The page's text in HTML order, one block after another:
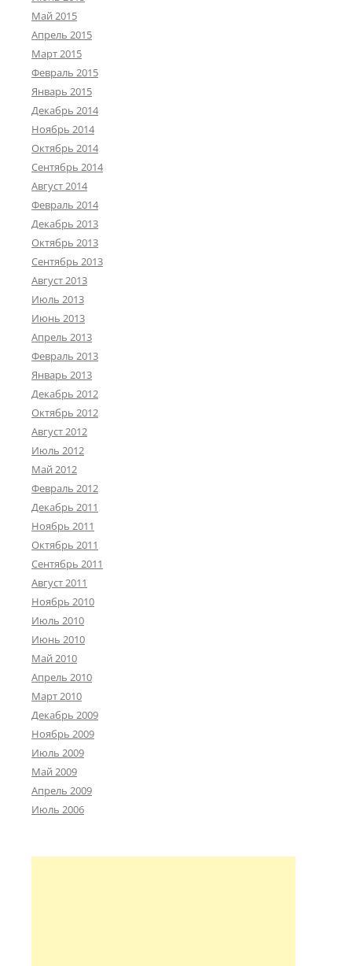
Май 2015
Апрель 2015
Март 2015
Февраль 2015
Январь 2015
Декабрь 2014
Ноябрь 2014
Октябрь 2014
Сентябрь 2014
Август 2014
Февраль 2014
Декабрь 2013
Октябрь 2013
Сентябрь 2013
Август 2013
Июль 2013
Июнь 2013
Апрель 2013
Февраль 2013
Январь 2013
Декабрь 2012
Октябрь 2012
Август 2012
Июль 2012
Май 2012
Февраль 2012
Декабрь 2011
Ноябрь 2011
Октябрь 2011
Сентябрь 2011
Август 2011
Ноябрь 2010
Июль 2010
Июнь 2010
Май 2010
Апрель 2010
Март 2010
Декабрь 2009
Ноябрь 2009
Июль 2009
Май 2009
Апрель 2009
Июль 2006